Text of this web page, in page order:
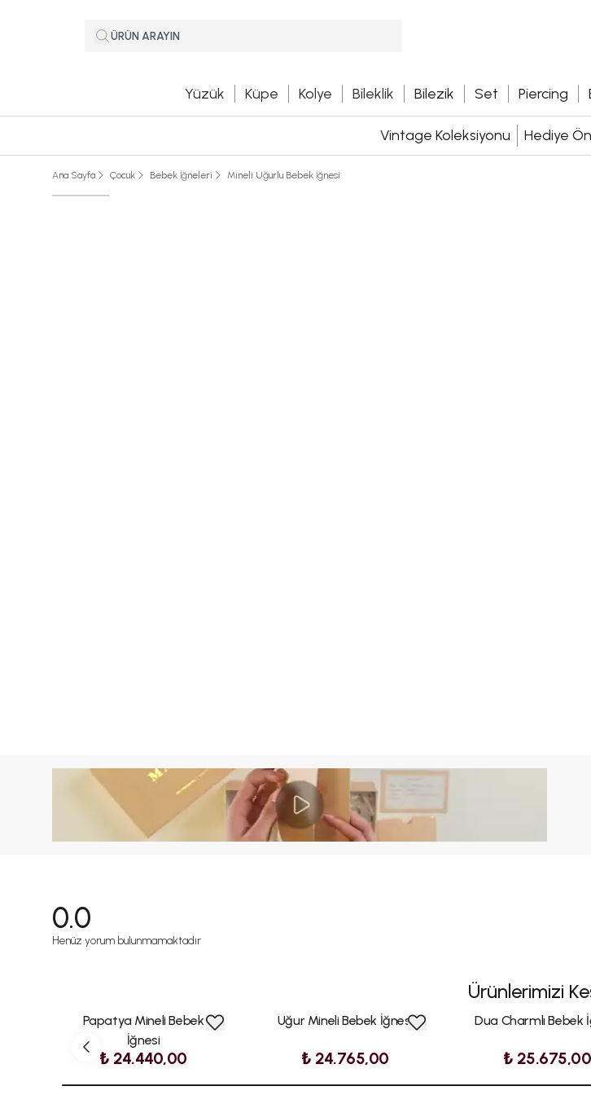
Yüzük Küpe Kolye Bileklik Bilezik Set Piercing
Vintage Koleksiyonu Hediye
Ana Sayfa Çocuk Bebek İğneleri Mineli Uğurlu Bebek İğnesi
0.0
Henüz yorum bulunmamaktadır
Ürünlerimizi
Papatya Mineli Bebek
İğnesi
₺ 24.440,00
Uğur Mineli Bebek İğnesi
₺ 24.765,00
Dua Charmlı Bebek
₺ 25.675,00